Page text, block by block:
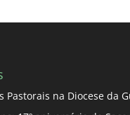
Pastorais na Diocese da